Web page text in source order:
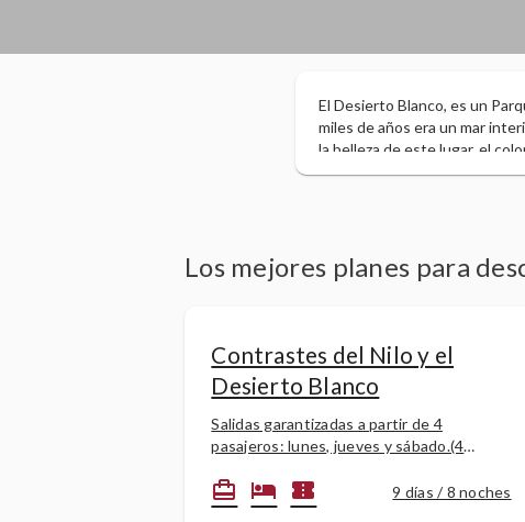
El Desierto Blanco, es un
miles de años era un mar
la belleza de este lugar, el
naturaleza con el paso del
restos arqueológicos
abastecían el Nilo.
Los mejores planes para
Contrastes del Nilo y el
Desierto Blanco
Salidas garantizadas a partir de 4
pasajeros: lunes, jueves y sábado.(4
El Cairo + 1 noche en el Desierto Blanco
card_travel hotel confirmation_number 9 días / 8 noches